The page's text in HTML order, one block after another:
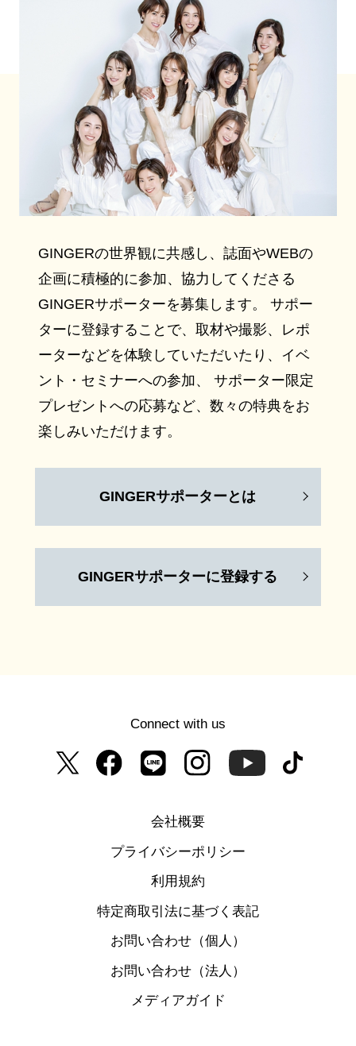
GINGERの世界観に共感し、誌面やWEBの
企画に積極的に参加、協力してくださる
GINGERサポーターを募集します。 サポー
ターに登録することで、取材や撮影、レポ
ーターなどを体験していただいたり、イベ
ント・セミナーへの参加、 サポーター限定
プレゼントへの応募など、数々の特典をお
楽しみいただけます。
GINGERサポーターとは
GINGERサポーターに登録する
Connect with us
会社概要
プライバシーポリシー
利用規約
特定商取引法に基づく表記
お問い合わせ（個人）
お問い合わせ（法人）
メディアガイド